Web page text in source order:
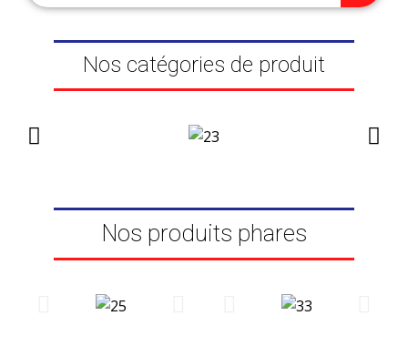
m
Nos catégories de produit
Nos produits phares